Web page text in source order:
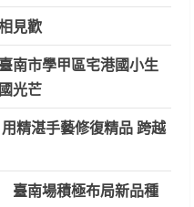
見歡
南市學甲區宅港國小生
光芒
精湛手藝修復精品 跨越
臺南場積極布局新品種